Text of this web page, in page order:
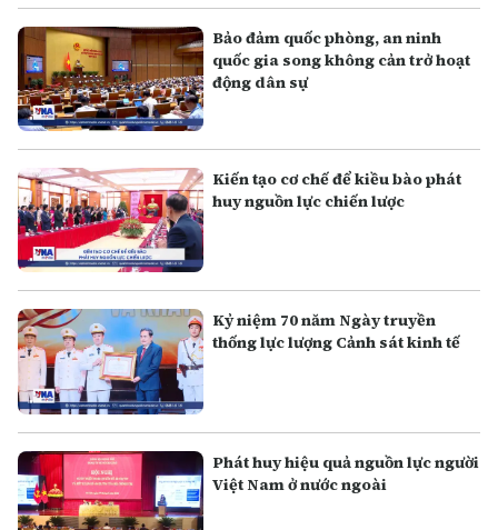
Bảo đảm quốc phòng, an ninh
quốc gia song không cản trở hoạt
động dân sự
Kiến tạo cơ chế để kiều bào phát
huy nguồn lực chiến lược
Kỷ niệm 70 năm Ngày truyền
thống lực lượng Cảnh sát kinh tế
Phát huy hiệu quả nguồn lực người
Việt Nam ở nước ngoài